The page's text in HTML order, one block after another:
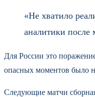
«Не хватило
аналитики после
Для России это
опасных моментов было
Следующие матчи